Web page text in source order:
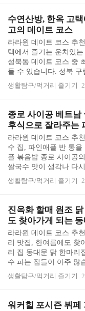
새로 생긴 크라제 버거
로2 카메라가 무척 좋아
데이트 코스는 G 프로2
사진이 잘 나왔건 아니
그냥 사이즈만 줄이고,
윈" 워터마크만 넣어서
998 마티즈 세트가 있
수연산방, 한옥 고
고의 데이트 코스
라라윈 데이트 코스 추
택에서 즐기는 운치있
성북동 데이트 코스 중
들 수 있습니다. 성북
이 골목 안에 있는 고택
작은 방에서 차 한잔을
절로 솟아납니다. 괜시
수연산방은 상허 이태
전통 찻집으로 만든 곳
선생님이 누구신지 수
데, 저는 이 분이 누구
현대문학에 무지한 1인
허 이태준 선생님은 월
해..
생활탐구/먹거리 즐기기
종로 사이공 베트남
후식으로 잘라주는
라라윈 데이트 코스 추
수 집, 파인애플 반 통
플 볶음밥 종로 사이공
쌀국수 맛이 생각나 다
른 진하고 깊은 국물 맛
민할 필요없는 쌀국수
음밥과 게살 볶음 국수
숙주, 김치, 단무지, 레
신선하고 상태가 좋습니
쌀국수의 맛은 역시 쵝
은 파인애플 볶음밥이었
애플을 파서 산처럼 밥
며 기뻐했습니다. 그러
..
생활탐구/먹거리 즐기기
진옥화 할매 원조
도 찾아가게 되는
라라윈 데이트 코스 추
리 맛집, 한여름에도 찾
리 집 동대문 닭 한마리
수 파는 집들이 아주 많
들이 바글바글한 원조
조 닭 한마리 집이에요.
씽 돌려도 부글부글 끓
생활탐구/먹거리 즐기기
워커힐 포시즌 뷔페